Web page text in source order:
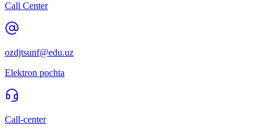
Call Center
ozdjtsunf@edu.uz
Elektron pochta
Call-center